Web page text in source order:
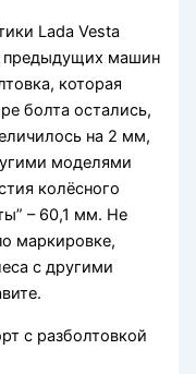
Lada Vesta
предыдущих машин
которая
болта остались,
на 2 мм,
моделями
колёсного
– 60,1 мм. Не
маркировке,
с другими
с разболтовкой